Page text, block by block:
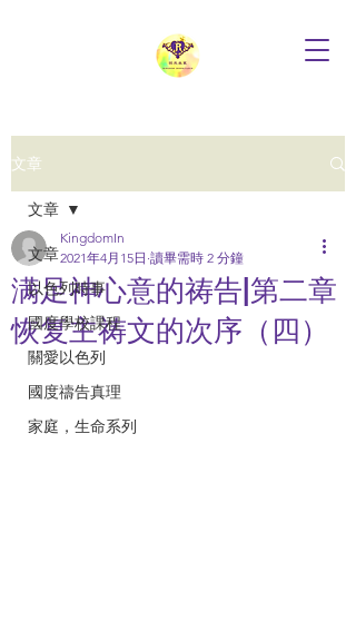
文章
文章
以色列時事
國度學校課程
關愛以色列
國度禱告真理
家庭，生命系列
文章
满足神心意的祷告|第二章
恢复主祷文的次序（四）
KingdomIn
2021年4月15日 讀畢需時 2 分鐘